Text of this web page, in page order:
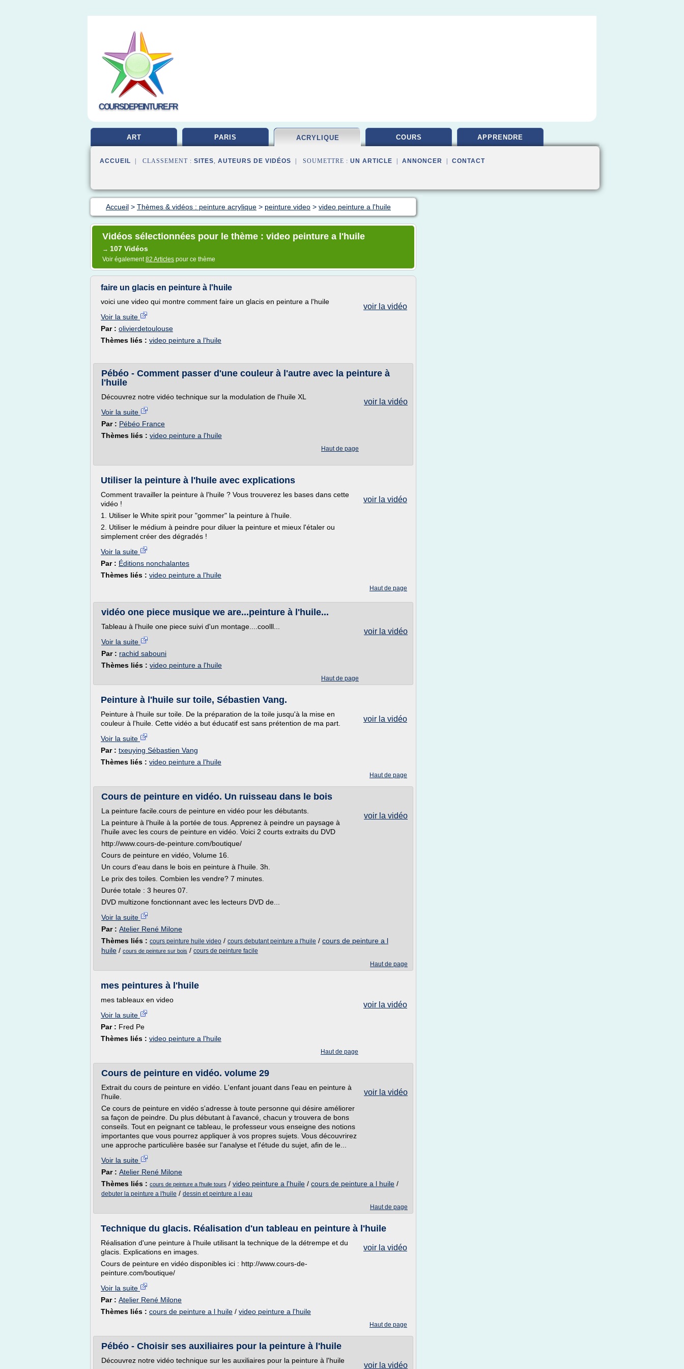
COURSDEPEINTURE.FR
ART PARIS ACRYLIQUE COURS APPRENDRE
ACCUEIL | CLASSEMENT : SITES, AUTEURS DE VIDÉOS | SOUMETTRE : UN ARTICLE ANNONCER CONTACT
Accueil > Thèmes & vidéos : peinture acrylique > peinture video > video peinture a l'huile
Vidéos sélectionnées pour le thème : video peinture a l'huile
→ 107 Vidéos
Voir également82 Articles pour ce thème
faire un glacis en peinture à l'huile
voir la vidéo
voici une video qui montre comment faire un glacis en peinture a l'huile
Voir la suite
Par : olivierdetoulouse
Thèmes liés : video peinture a l'huile
Pébéo - Comment passer d'une couleur à l'autre avec la peinture à
l'huile
voir la vidéo
Découvrez notre vidéo technique sur la modulation de l'huile XL
Voir la suite
Par : Pébéo France
Thèmes liés : video peinture a l'huile
Haut de page
Utiliser la peinture à l'huile avec explications
voir la vidéo
Comment travailler la peinture à l'huile ? Vous trouverez les bases dans cette
vidéo !
1. Utiliser le White spirit pour "gommer" la peinture à l'huile.
2. Utiliser le médium à peindre pour diluer la peinture et mieux l'étaler ou
simplement créer des dégradés !
Voir la suite
Par : Éditions nonchalantes
Thèmes liés : video peinture a l'huile
Haut de page
vidéo one piece musique we are...peinture à l'huile...
voir la vidéo
Tableau à l'huile one piece suivi d'un montage....coolll...
Voir la suite
Par : rachid sabouni
Thèmes liés : video peinture a l'huile
Haut de page
Peinture à l'huile sur toile, Sébastien Vang.
voir la vidéo
Peinture à l'huile sur toile. De la préparation de la toile jusqu'à la mise en
couleur à l'huile. Cette vidéo a but éducatif est sans prétention de ma part.
Voir la suite
Par : txeuying Sébastien Vang
Thèmes liés : video peinture a l'huile
Haut de page
Cours de peinture en vidéo. Un ruisseau dans le bois
voir la vidéo
La peinture facile.cours de peinture en vidéo pour les débutants.
La peinture à l'huile à la portée de tous. Apprenez à peindre un paysage à
l'huile avec les cours de peinture en vidéo. Voici 2 courts extraits du DVD
http://www.cours-de-peinture.com/boutique/
Cours de peinture en vidéo, Volume 16.
Un cours d'eau dans le bois en peinture à l'huile. 3h.
Le prix des toiles. Combien les vendre? 7 minutes.
Durée totale : 3 heures 07.
DVD multizone fonctionnant avec les lecteurs DVD de...
Voir la suite
Par : Atelier René Milone
Thèmes liés : cours peinture huile video / cours debutant peinture a l'huile / cours de peinture a l
huile / cours de peinture sur bois / cours de peinture facile
Haut de page
mes peintures à l'huile
voir la vidéo
mes tableaux en video
Voir la suite
Par : Fred Pe
Thèmes liés : video peinture a l'huile
Haut de page
Cours de peinture en vidéo. volume 29
voir la vidéo
Extrait du cours de peinture en vidéo. L'enfant jouant dans l'eau en peinture à
l'huile.
Ce cours de peinture en vidéo s'adresse à toute personne qui désire améliorer
sa façon de peindre. Du plus débutant à l'avancé, chacun y trouvera de bons
conseils. Tout en peignant ce tableau, le professeur vous enseigne des notions
importantes que vous pourrez appliquer à vos propres sujets. Vous découvrirez
une approche particulière basée sur l'analyse et l'étude du sujet, afin de le...
Voir la suite
Par : Atelier René Milone
Thèmes liés : cours de peinture a l'huile tours / video peinture a l'huile / cours de peinture a l huile /
debuter la peinture a l'huile / dessin et peinture a l eau
Haut de page
Technique du glacis. Réalisation d'un tableau en peinture à l'huile
voir la vidéo
Réalisation d'une peinture à l'huile utilisant la technique de la détrempe et du
glacis. Explications en images.
Cours de peinture en vidéo disponibles ici : http://www.cours-de-
peinture.com/boutique/
Voir la suite
Par : Atelier René Milone
Thèmes liés : cours de peinture a l huile / video peinture a l'huile
Haut de page
Pébéo - Choisir ses auxiliaires pour la peinture à l'huile
voir la vidéo
Découvrez notre vidéo technique sur les auxiliaires pour la peinture à l'huile